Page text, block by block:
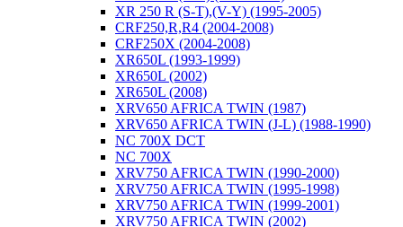
XR 250 R (S-T),(V-Y) (1995-2005)
CRF250,R,R4 (2004-2008)
CRF250X (2004-2008)
XR650L (1993-1999)
XR650L (2002)
XR650L (2008)
XRV650 AFRICA TWIN (1987)
XRV650 AFRICA TWIN (J-L) (1988-1990)
NC 700X DCT
NC 700X
XRV750 AFRICA TWIN (1990-2000)
XRV750 AFRICA TWIN (1995-1998)
XRV750 AFRICA TWIN (1999-2001)
XRV750 AFRICA TWIN (2002)